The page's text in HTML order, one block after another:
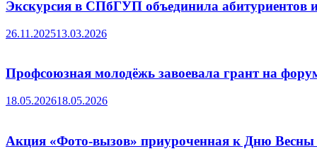
Экскурсия в СПбГУП объединила абитуриентов
26.11.202513.03.2026
Профсоюзная молодёжь завоевала грант на
18.05.202618.05.2026
Акция «Фото-вызов» приуроченная к Дню